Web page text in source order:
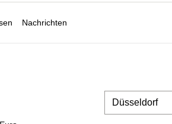
Nachrichten